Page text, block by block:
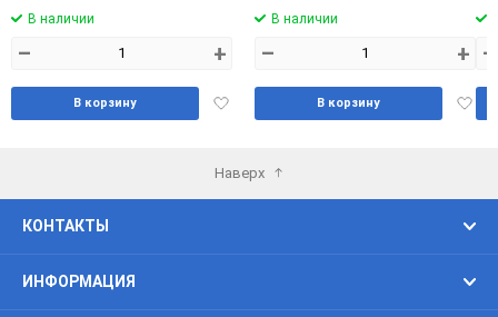
В наличии
– +
Добавить
В корзину
В наличии
– +
В корзину
–
Наверх
КОНТАКТЫ
ИНФОРМАЦИЯ